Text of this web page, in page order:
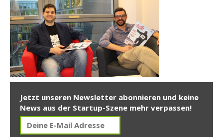
Jetzt unseren Newsletter abonnieren und keine
News aus der Startup-Szene mehr verpassen!